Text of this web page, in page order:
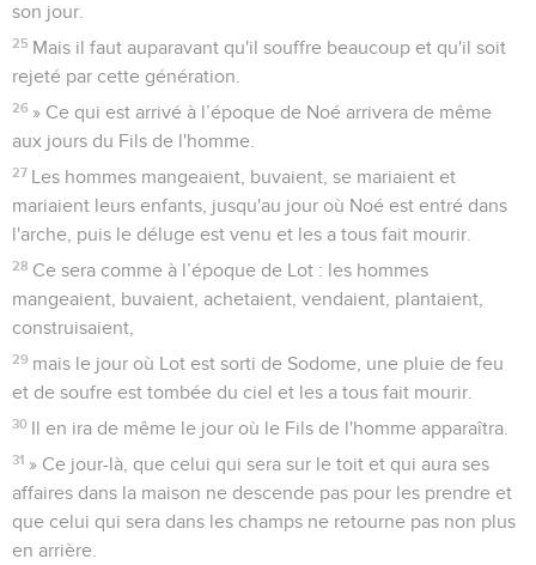
son jour.
25 Mais il faut auparavant qu'il souffre beaucoup et qu'il soit
rejeté par cette génération.
26 » Ce qui est arrivé à l’époque de Noé arrivera de même
aux jours du Fils de l'homme.
27 Les hommes mangeaient, buvaient, se mariaient et
mariaient leurs enfants, jusqu'au jour où Noé est entré dans
l'arche, puis le déluge est venu et les a tous fait mourir.
28 Ce sera comme à l’époque de Lot : les hommes
mangeaient, buvaient, achetaient, vendaient, plantaient,
construisaient,
29 mais le jour où Lot est sorti de Sodome, une pluie de feu
et de soufre est tombée du ciel et les a tous fait mourir.
30 Il en ira de même le jour où le Fils de l'homme apparaîtra.
31 » Ce jour-là, que celui qui sera sur le toit et qui aura ses
affaires dans la maison ne descende pas pour les prendre et
que celui qui sera dans les champs ne retourne pas non plus
en arrière.